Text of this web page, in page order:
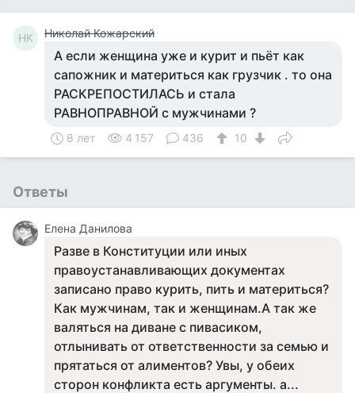
НК Николай Кожарский
А если женщина уже и курит и пьёт как
сапожник и материться как грузчик . то она
РАСКРЕПОСТИЛАСЬ и стала
РАВНОПРАВНОЙ с мужчинами ?
8 лет 4 157 436 10
Ответы
Елена Данилова
Разве в Конституции или иных
правоустанавливающих документах
записано право курить, пить и материться?
Как мужчинам, так и женщинам.А так же
валяться на диване с пивасиком,
отлынивать от ответственности за семью и
прятаться от алиментов? Увы, у обеих
сторон конфликта есть аргументы. а...